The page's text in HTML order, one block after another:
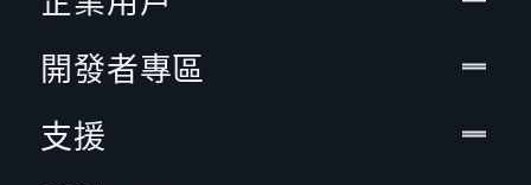
開發者專區
支援